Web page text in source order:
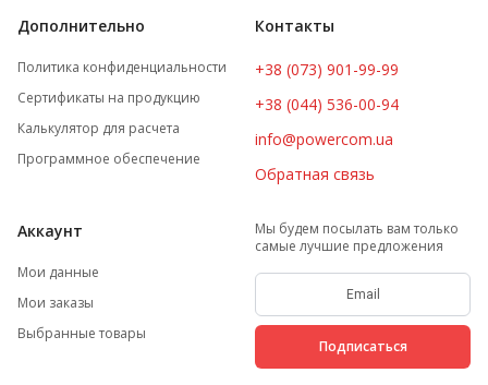
Дополнительно
Политика конфиденциальности
Сертификаты на продукцию
Калькулятор для расчета
Программное обеспечение
Контакты
+38 (073) 901-99-99
+38 (044) 536-00-94
info@powercom.ua
Обратная связь
Аккаунт
Мои данные
Мои заказы
Выбранные товары
Мы будем посылать вам только
самые лучшие предложения
Подписаться